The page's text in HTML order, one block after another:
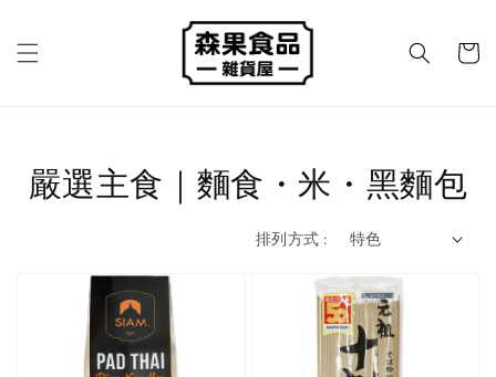
嚴選主食｜麵食・米・黑麵包
排列方式 :